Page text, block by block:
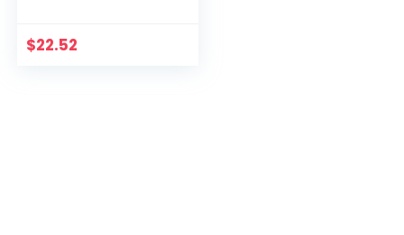
ng Wielhangslot
$22.52